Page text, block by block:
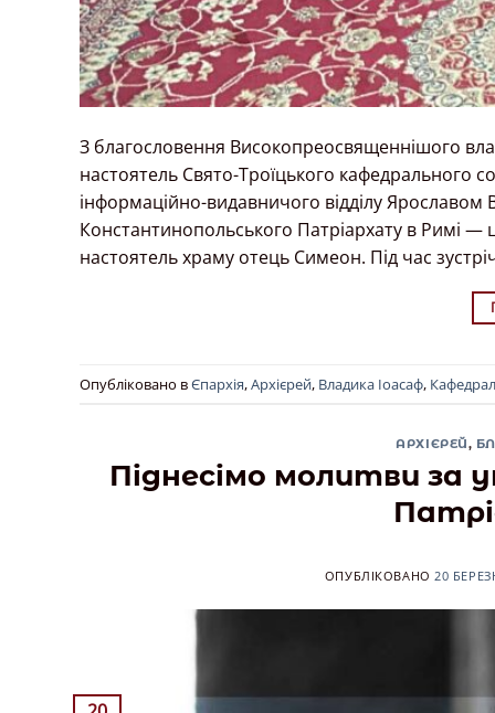
З благословення Високопреосвященнішого
настоятель Свято-Троїцького кафедрального
інформаційно-видавничого відділу
Константинопольського Патріархату в Римі —
настоятель храму отець Симеон. Під час
Опубліковано вЄпархія,Архієрей, Владика Іоасаф,
АРХІЄРЕЙ,
Піднесімо молитви за
ОПУБЛІКОВАНО20